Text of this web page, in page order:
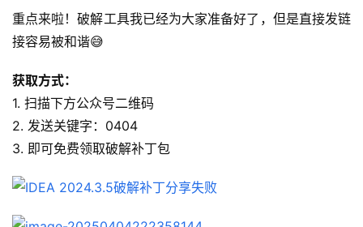
重点来啦！破解工具我已经为大家准备好了，但是直接发链
接容易被和谐😅
获取方式：
1. 扫描下方公众号二维码
2. 发送关键字：0404
3. 即可免费领取破解补丁包